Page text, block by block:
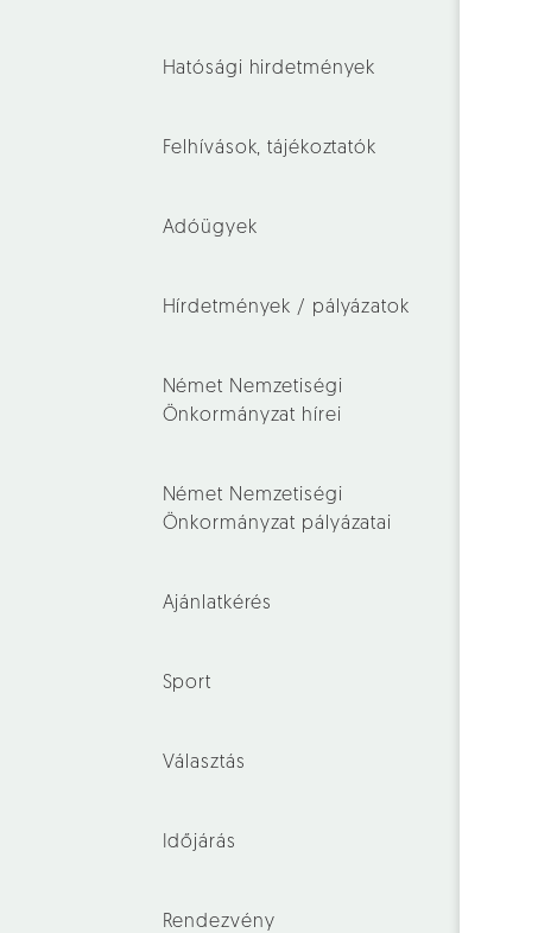
Hatósági hirdetmények
Felhívások, tájékoztatók
Adóügyek
Hírdetmények / pályázatok
Német Nemzetiségi
Önkormányzat hírei
Német Nemzetiségi
Önkormányzat pályázatai
Ajánlatkérés
Sport
Választás
Időjárás
Rendezvény